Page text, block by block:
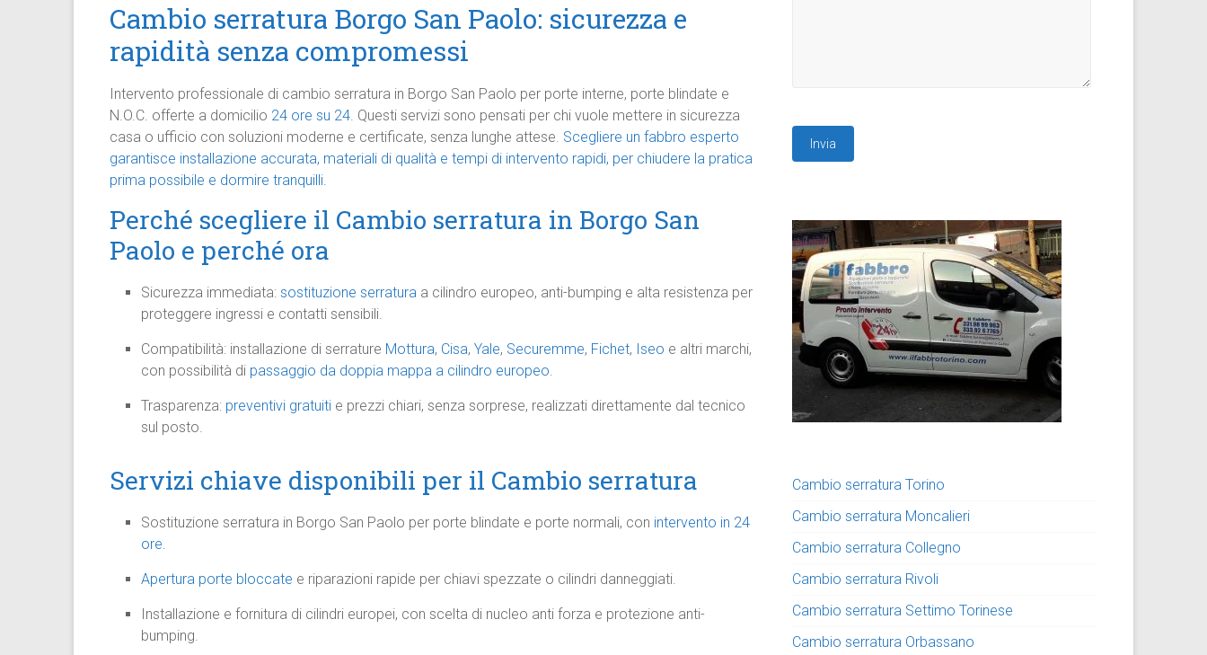
Cambio serratura Borgo San Paolo: sicurezza e
rapidità senza compromessi
Intervento professionale di cambio serratura in Borgo San Paolo per porte interne, porte blindate e
N.O.C. offerte a domicilio 24 ore su 24. Questi servizi sono pensati per chi vuole mettere in sicurezza
casa o ufficio con soluzioni moderne e certificate, senza lunghe attese. Scegliere un fabbro esperto
garantisce installazione accurata, materiali di qualità e tempi di intervento rapidi, per chiudere la pratica
prima possibile e dormire tranquilli.
Perché scegliere il Cambio serratura in Borgo San
Paolo e perché ora
Sicurezza immediata: sostituzione serratura a cilindro europeo, anti-bumping e alta resistenza per
proteggere ingressi e contatti sensibili.
Compatibilità: installazione di serrature Mottura, Cisa, Yale, Securemme, Fichet, Iseo e altri marchi,
con possibilità di passaggio da doppia mappa a cilindro europeo.
Trasparenza: preventivi gratuiti e prezzi chiari, senza sorprese, realizzati direttamente dal tecnico
sul posto.
Servizi chiave disponibili per il Cambio serratura
Sostituzione serratura in Borgo San Paolo per porte blindate e porte normali, con intervento in 24
ore.
Apertura porte bloccate e riparazioni rapide per chiavi spezzate o cilindri danneggiati.
Installazione e fornitura di cilindri europei, con scelta di nucleo anti forza e protezione anti-
bumping.
Cambio serratura Torino
Cambio serratura Moncalieri
Cambio serratura Collegno
Cambio serratura Rivoli
Cambio serratura Settimo Torinese
Cambio serratura Orbassano